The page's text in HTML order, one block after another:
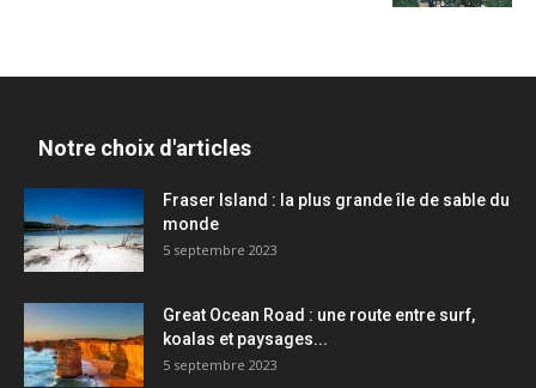
Notre choix d'articles
Fraser Island : la plus grande île de sable du
monde
5 septembre 2023
Great Ocean Road : une route entre surf,
koalas et paysages...
5 septembre 2023